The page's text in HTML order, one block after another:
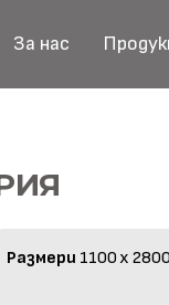
За нас
Размери 1100 x